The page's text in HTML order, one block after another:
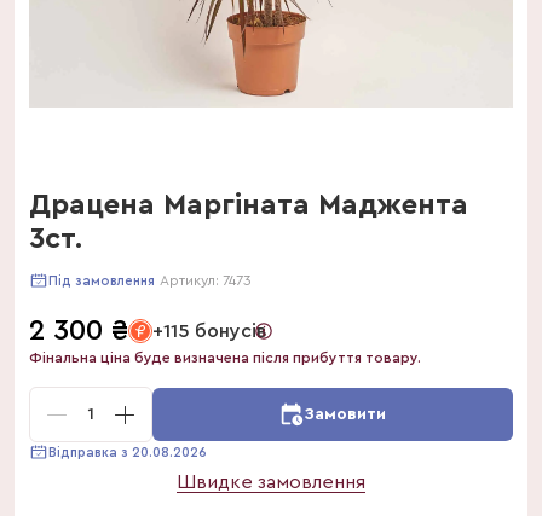
Драцена Маргіната Маджента
3ст.
Під замовлення Артикул: 7473
2 300 ₴ +115 бонусів
Фінальна ціна буде визначена після прибуття товару.
1 Замовити
Відправка з 20.08.2026
Швидке замовлення